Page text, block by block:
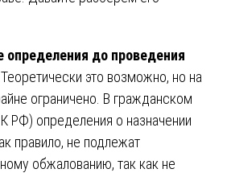
определения до проведения
Теоретически это возможно, но на
ограничено. В гражданском
РФ) определения о назначении
правило, не подлежат
обжалованию, так как не